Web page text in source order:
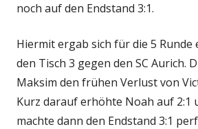
noch auf den Endstand 3:1.
Hiermit ergab sich für die 5 Runde
den Tisch 3 gegen den SC Aurich.
Maksim den frühen Verlust von
Kurz darauf erhöhte Noah auf 2:1
machte dann den Endstand 3:1